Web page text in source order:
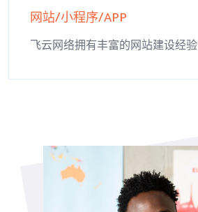
网站/小程序/APP
飞云网络拥有丰富的网站建设经验